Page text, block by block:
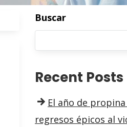
Buscar
Recent Posts
El año de
regresos épicos al